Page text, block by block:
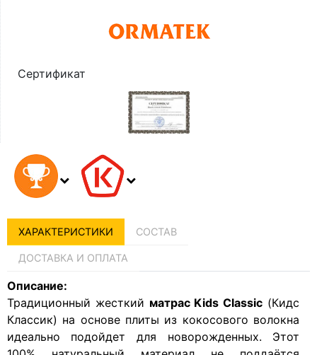
Сертификат
ХАРАКТЕРИСТИКИ СОСТАВ
ДОСТАВКА И ОПЛАТА
Описание:
Традиционный жесткий матрас Kids Classic (Кидс
Классик) на основе плиты из кокосового волокна
идеально подойдет для новорожденных. Этот